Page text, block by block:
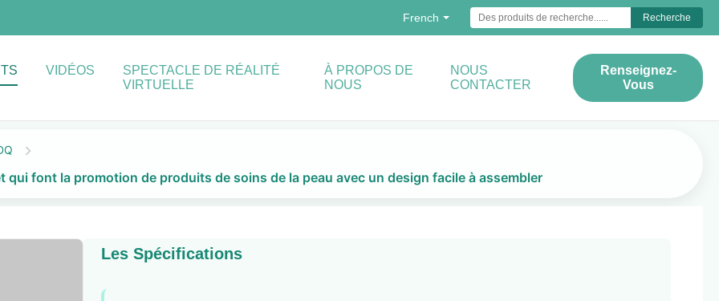
French Recherche
VIDÉOS
SPECTACLE DE RÉALITÉ
VIRTUELLE
À PROPOS DE
NOUS
NOUS
CONTACTER
Renseignez-
Vous
font la promotion de produits de soins de la peau avec un design facile à assembler
Les Spécifications